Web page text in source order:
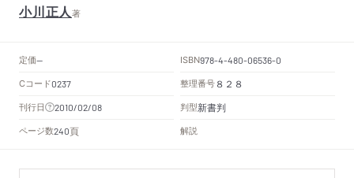
小川正人著
定価-- ISBN978-4-480-06536-0
Cコード0237 整理番号 ８２８
刊行日 2010/02/08 判型新書判
ページ数240頁 解説